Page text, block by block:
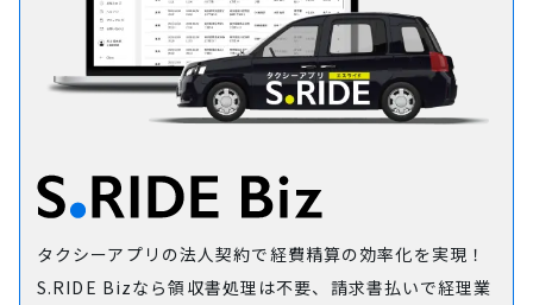
タクシーアプリの法人契約で経費精算の効率化を実現！
S.RIDE Bizなら領収書処理は不要、請求書払いで経理業